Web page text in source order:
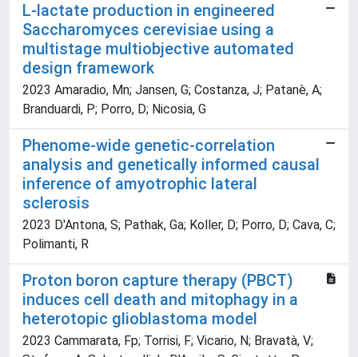
L-lactate production in engineered
Saccharomyces cerevisiae using a
multistage multiobjective automated
design framework
2023 Amaradio, Mn; Jansen, G; Costanza, J; Patanè, A;
Branduardi, P; Porro, D; Nicosia, G
Phenome-wide genetic-correlation
analysis and genetically informed causal
inference of amyotrophic lateral
sclerosis
2023 D'Antona, S; Pathak, Ga; Koller, D; Porro, D; Cava, C;
Polimanti, R
Proton boron capture therapy (PBCT)
induces cell death and mitophagy in a
heterotopic glioblastoma model
2023 Cammarata, Fp; Torrisi, F; Vicario, N; Bravatà, V;